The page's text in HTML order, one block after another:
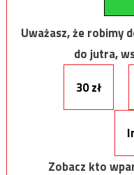
Uważasz, że robimy
do jutra,
30 zł
Zobacz kto